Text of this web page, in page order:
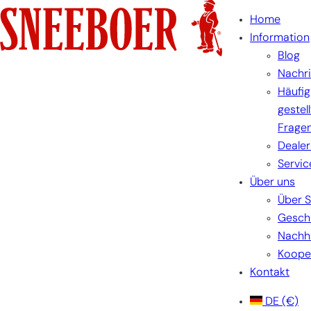
Zum
Inhalt
springen
Home
Information
Blog
Häufig
Über uns
Über
Kontakt
DE (€)